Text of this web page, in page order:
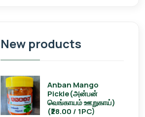
New products
Anban Mango
Pickle(அன்பன்
வெங்காயம் ஊறுகாய்)
(₹28.00 / 1PC)